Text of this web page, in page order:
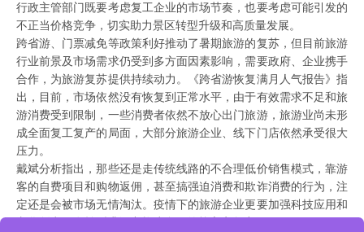
行政主管部门既要考虑复工企业的市场节奏，也要考虑可能引发的
不正当价格竞争，切实助力景区转型升级和高质量发展。
跨省游、门票减免等政策利好推动了暑期旅游的复苏，但目前旅游
行业前景及市场需求仍受到多方面因素影响，需要政府、企业携手
合作，为旅游复苏提供持续动力。《跨省游恢复满月人气报告》指
出，目前，市场依然没有恢复到正常水平，由于有效需求不足和旅
游消费受到限制，一些消费者依然不放心出门旅游，旅游业尚未形
成全面复工复产的局面，大部分旅游企业、线下门店依然承受很大
压力。
戴斌分析指出，那些还是走传统线路的不合理低价销售模式，靠游
客的自费项目和购物返佣，甚至搞强迫消费和欺诈消费的行为，注
定还是会被市场无情淘汰。疫情下的旅游企业更要加强科技应用和